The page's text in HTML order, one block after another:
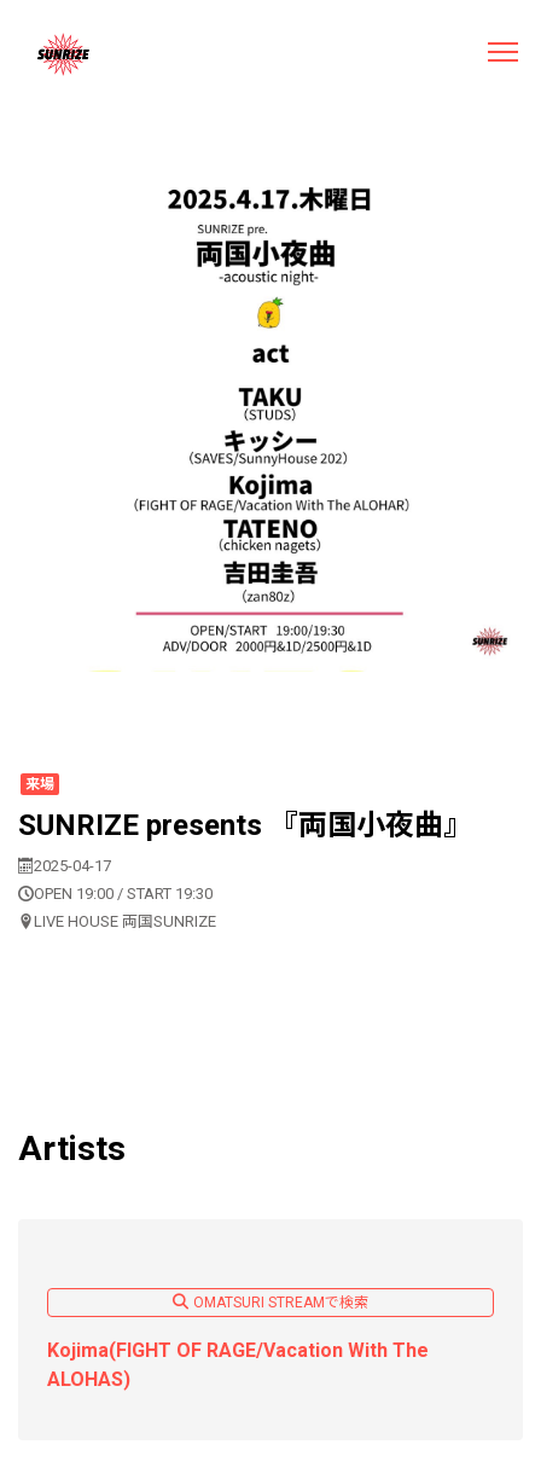
来場
SUNRIZE presents 『両国小夜曲』
2025-04-17
OPEN 19:00 / START 19:30
LIVE HOUSE 両国SUNRIZE
Artists
OMATSURI STREAMで検索
Kojima(FIGHT OF RAGE/Vacation With The
ALOHAS)